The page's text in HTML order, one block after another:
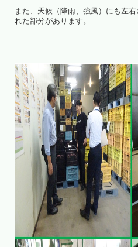
また、天候（降雨、強風）にも左
れた部分があります。